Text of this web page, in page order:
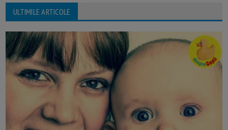
ULTIMILE ARTICOLE